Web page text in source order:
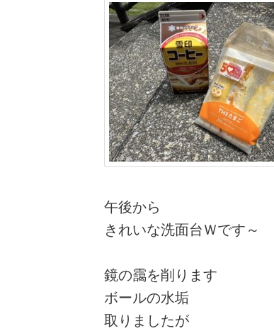
午後から
きれいな洗面台Ｗです～
鏡の靄を削ります
ボールの水垢
取りましたが